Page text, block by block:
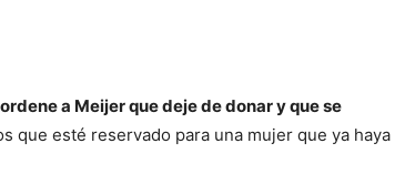
a Meijer que deje de donar y que se
que esté reservado para una mujer que ya haya